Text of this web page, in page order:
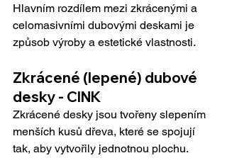
Hlavním rozdílem mezi zkrácenými a
celomasivními dubovými deskami je
způsob výroby a estetické vlastnosti.
Zkrácené (lepené) dubové
desky - CINK
Zkrácené desky jsou tvořeny slepením
menších kusů dřeva, které se spojují
tak, aby vytvořily jednotnou plochu.